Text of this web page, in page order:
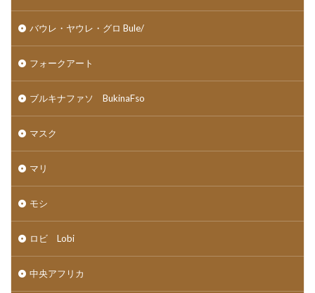
バウレ・ヤウレ・グロ Bule/
フォークアート
ブルキナファソ BukinaFso
マスク
マリ
モシ
ロビ Lobi
中央アフリカ